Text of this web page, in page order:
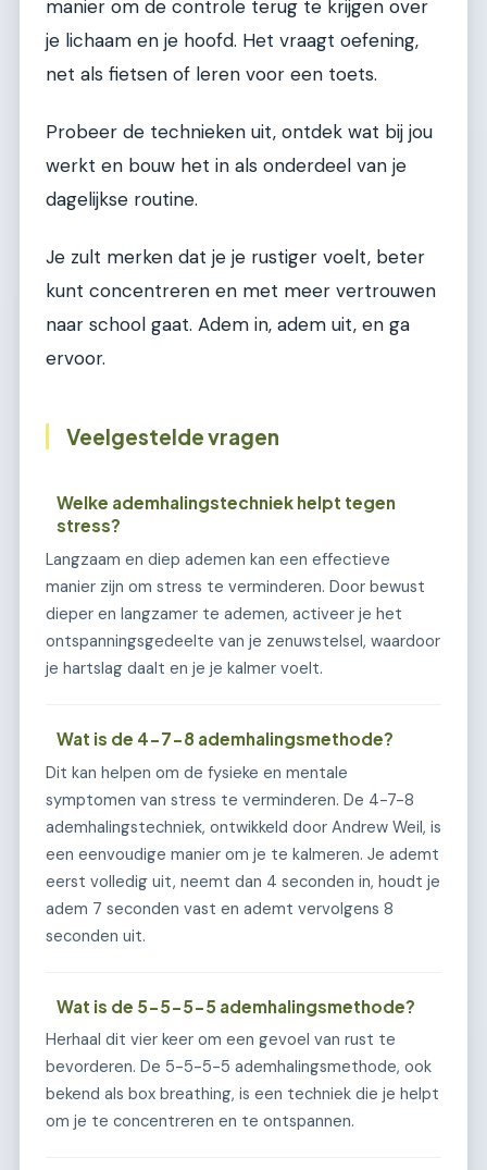
manier om de controle terug te krijgen over
je lichaam en je hoofd. Het vraagt oefening,
net als fietsen of leren voor een toets.
Probeer de technieken uit, ontdek wat bij jou
werkt en bouw het in als onderdeel van je
dagelijkse routine.
Je zult merken dat je je rustiger voelt, beter
kunt concentreren en met meer vertrouwen
naar school gaat. Adem in, adem uit, en ga
ervoor.
Veelgestelde vragen
Welke ademhalingstechniek helpt tegen
stress?
Langzaam en diep ademen kan een effectieve
manier zijn om stress te verminderen. Door bewust
dieper en langzamer te ademen, activeer je het
ontspanningsgedeelte van je zenuwstelsel, waardoor
je hartslag daalt en je je kalmer voelt.
Wat is de 4-7-8 ademhalingsmethode?
Dit kan helpen om de fysieke en mentale
symptomen van stress te verminderen. De 4-7-8
ademhalingstechniek, ontwikkeld door Andrew Weil, is
een eenvoudige manier om je te kalmeren. Je ademt
eerst volledig uit, neemt dan 4 seconden in, houdt je
adem 7 seconden vast en ademt vervolgens 8
seconden uit.
Wat is de 5-5-5-5 ademhalingsmethode?
Herhaal dit vier keer om een gevoel van rust te
bevorderen. De 5-5-5-5 ademhalingsmethode, ook
bekend als box breathing, is een techniek die je helpt
om je te concentreren en te ontspannen.